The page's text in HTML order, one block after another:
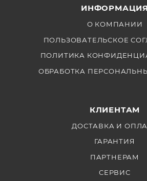
ИНФОРМАЦИЯ
О КОМПАНИИ
ПОЛЬЗОВАТЕЛЬСКОЕ
ПОЛИТИКА
ОБРАБОТКА
КЛИЕНТАМ
ДОСТАВКА И
ГАРАНТИЯ
ПАРТНЕРАМ
СЕРВИС